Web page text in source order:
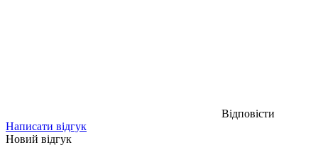
Відповісти
Написати відгук
Новий відгук